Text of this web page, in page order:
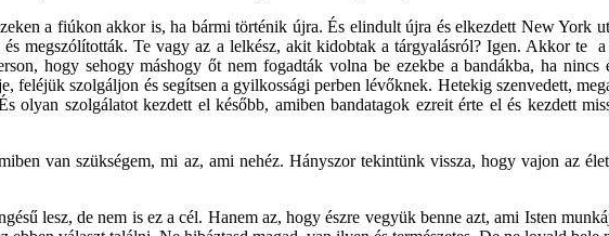
a fiúkon akkor is, ha bármi történik újra. És elindult újra és elkezdett New York
megszólították. Te vagy az a lelkész, akit kidobtak a tárgyalásról? Igen. Akkor te
hogy sehogy máshogy őt nem fogadták volna be ezekbe a bandákba, ha nincs
feléjük szolgáljon és segítsen a gyilkossági perben lévőknek. Hetekig szenvedett,
szolgálatot kezdett el később, amiben bandatagok ezreit érte el és kezdett
van szükségem, mi az, ami nehéz. Hányszor tekintünk vissza, hogy vajon az
lesz, de nem is ez a cél. Hanem az, hogy észre vegyük benne azt, ami Isten